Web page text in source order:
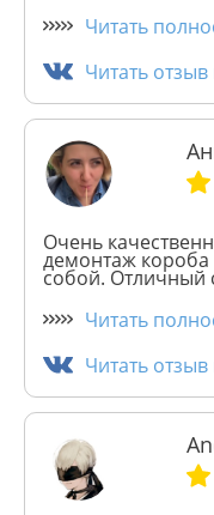
Читать
Читать отзыв
Очень
демонтаж короба
собой. Отличный
Читать
Читать отзыв